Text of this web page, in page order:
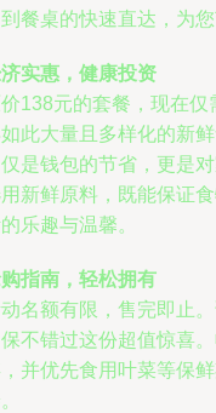
餐桌的快速直达，为
实惠，健康投资
138元的套餐，现在
此大量且多样化的新
是钱包的节省，更是
新鲜原料，既能保证
乐趣与温馨。
指南，轻松拥有
名额有限，售完即止
不错过这份超值惊喜
并优先食用叶菜等保